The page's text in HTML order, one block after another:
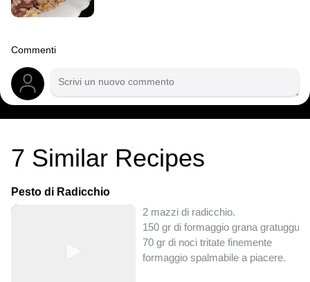
Commenti
7 Similar Recipes
Pesto di Radicchio
2 mazzi di radicchio.
150 gr di formaggio grana
70 gr di noci tritate finemente
formaggio spalmabile a piacere.